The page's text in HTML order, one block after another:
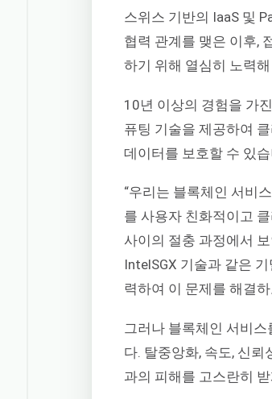
스위스 기반의 IaaS 및
협력 관계를 맺은 이후,
하기 위해 열심히 노력
10년 이상의 경험을 가
퓨팅 기술을 제공하여
데이터를 보호할 수 있습
“우리는 블록체인 서비
를 사용자 친화적이고
사이의 절충 과정에서
IntelSGX 기술과 같은
력하여 이 문제를 해결하
그러나 블록체인 서비
다. 탈중앙화, 속도, 신
과의 피해를 고스란히 받